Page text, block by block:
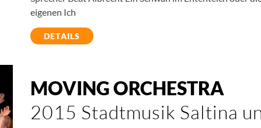
eigenen Ich
DETAILS
MOVING ORCHESTRA
2015 Stadtmusik Saltina